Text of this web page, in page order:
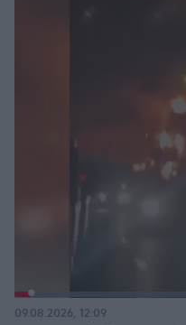
09.08.2026, 12:09